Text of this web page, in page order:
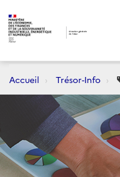
Accueil Trésor-Info